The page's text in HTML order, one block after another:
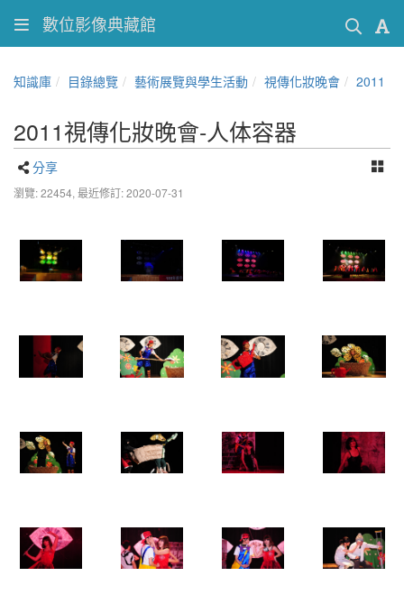
數位影像典藏館
知識庫 目錄總覽 藝術展覽與學生活動 視傳化妝晚會 2011
2011視傳化妝晚會-人体容器
分享
瀏覽: 22454, 最近修訂: 2020-07-31